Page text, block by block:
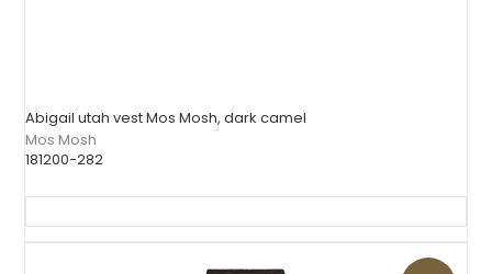
Abigail utah vest Mos Mosh, dark camel
Mos Mosh
181200-282